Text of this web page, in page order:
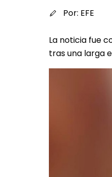
Por: EFE
La noticia fue
tras una larga